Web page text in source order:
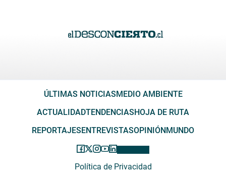
ÚLTIMAS NOTICIASMEDIO AMBIENTE
ACTUALIDADTENDENCIASHOJA DE RUTA
REPORTAJESENTREVISTASOPINIÓNMUNDO
Política de Privacidad